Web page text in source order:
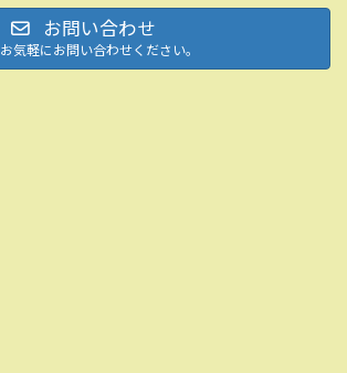
お問い合わせ
お気軽にお問い合わせください。